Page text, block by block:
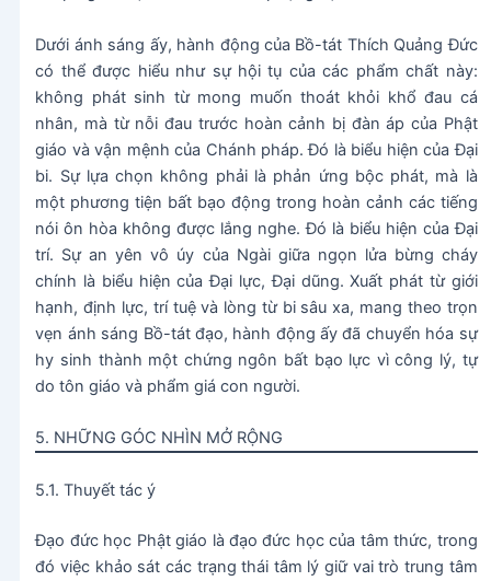
Dưới ánh sáng ấy, hành động của Bồ-tát Thích Quảng Đức
có thể được hiểu như sự hội tụ của các phẩm chất này:
không phát sinh từ mong muốn thoát khỏi khổ đau cá
nhân, mà từ nỗi đau trước hoàn cảnh bị đàn áp của Phật
giáo và vận mệnh của Chánh pháp. Đó là biểu hiện của Đại
bi. Sự lựa chọn không phải là phản ứng bộc phát, mà là
một phương tiện bất bạo động trong hoàn cảnh các tiếng
nói ôn hòa không được lắng nghe. Đó là biểu hiện của Đại
trí. Sự an yên vô úy của Ngài giữa ngọn lửa bừng cháy
chính là biểu hiện của Đại lực, Đại dũng. Xuất phát từ giới
hạnh, định lực, trí tuệ và lòng từ bi sâu xa, mang theo trọn
vẹn ánh sáng Bồ-tát đạo, hành động ấy đã chuyển hóa sự
hy sinh thành một chứng ngôn bất bạo lực vì công lý, tự
do tôn giáo và phẩm giá con người.
5. NHỮNG GÓC NHÌN MỞ RỘNG
5.1. Thuyết tác ý
Đạo đức học Phật giáo là đạo đức học của tâm thức, trong
đó việc khảo sát các trạng thái tâm lý giữ vai trò trung tâm